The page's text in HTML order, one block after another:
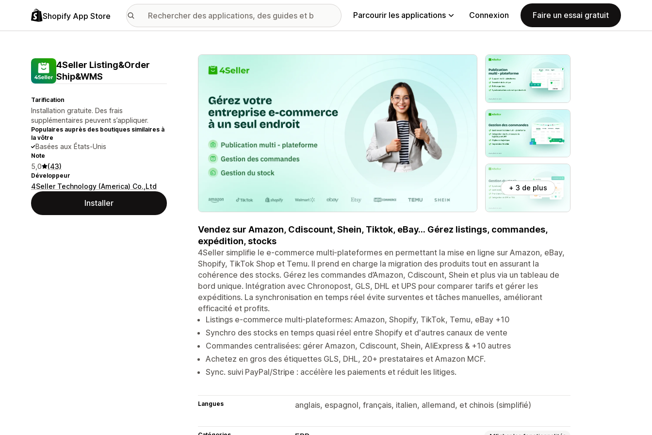
Shopify App Store Parcourir les applications Connexion Faire un essai gratuit
4Seller Listing&Order
Ship&WMS
Tarification
Installation gratuite. Des frais
supplémentaires peuvent s’appliquer.
Populaires auprès des boutiques similaires à
la vôtre
Basées aux États-Unis
Note
5,0 (43)
Développeur
4Seller Technology (America) Co.,Ltd
Installer
Galerie d’images vedette
+ 3 de plus
Vendez sur Amazon, Cdiscount, Shein, Tiktok, eBay… Gérez listings, commandes,
expédition, stocks
4Seller simplifie le e-commerce multi-plateformes en permettant la mise en ligne sur Amazon, eBay,
Shopify, TikTok Shop et Temu. Il prend en charge la migration des produits tout en assurant la
cohérence des stocks. Gérez les commandes d’Amazon, Cdiscount, Shein et plus via un tableau de
bord unique. Intégration avec Chronopost, GLS, DHL et UPS pour comparer tarifs et gérer les
expéditions. La synchronisation en temps réel évite surventes et tâches manuelles, améliorant
efficacité et profits.
Listings e-commerce multi-plateformes: Amazon, Shopify, TikTok, Temu, eBay +10
Synchro des stocks en temps quasi réel entre Shopify et d'autres canaux de vente
Commandes centralisées: gérer Amazon, Cdiscount, Shein, AliExpress & +10 autres
Achetez en gros des étiquettes GLS, DHL, 20+ prestataires et Amazon MCF.
Sync. suivi PayPal/Stripe : accélère les paiements et réduit les litiges.
Langues anglais, espagnol, français, italien, allemand, et chinois (simplifié)